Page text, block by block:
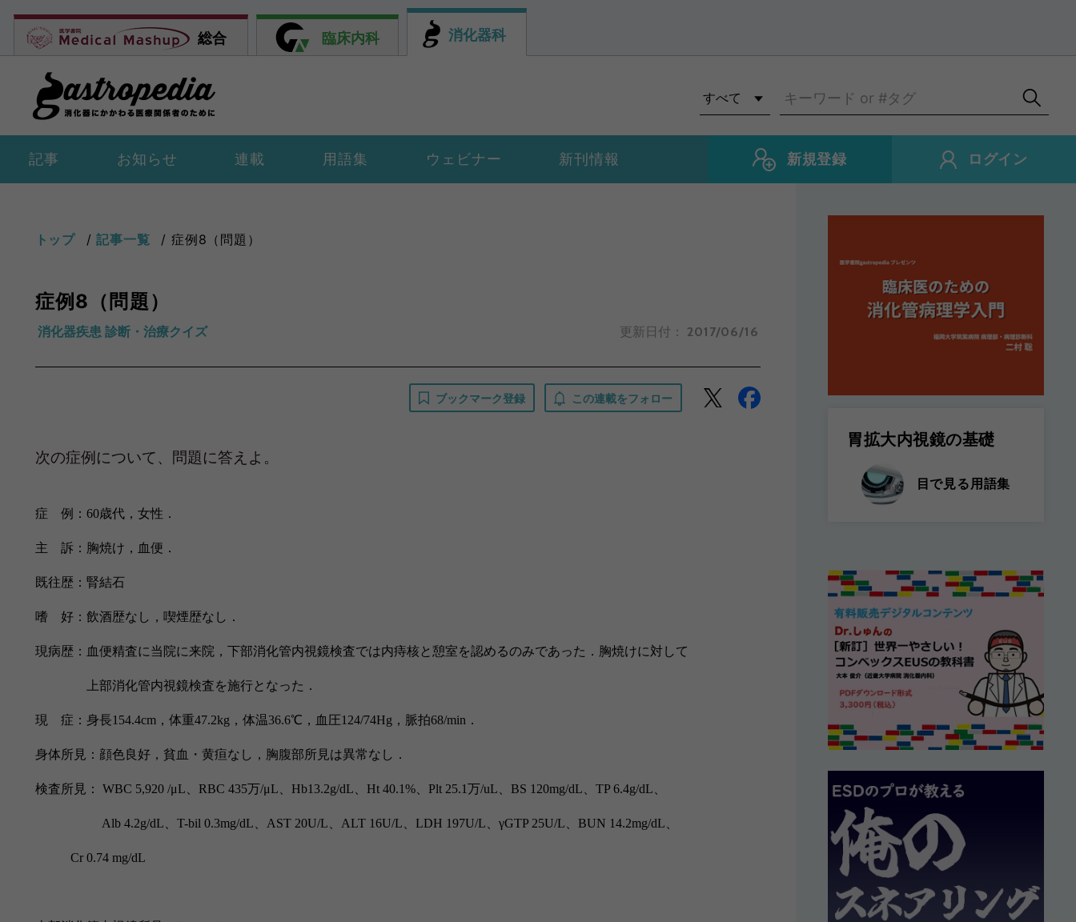
総合 臨床内科 消化器科
記事 お知らせ 連載 用語集 ウェビナー 新刊情報 新規登録 ログイン
トップ 記事一覧 症例8（問題）
症例8（問題）
消化器疾患 診断・治療クイズ 更新日付： 2017/06/16
ブックマーク登録 この連載をフォロー
次の症例について、問題に答えよ。
症 例： 60歳代，女性．
主 訴：胸焼け，血便．
既往歴：腎結石
嗜 好：飲酒歴なし，喫煙歴なし．
現病歴：血便精査に当院に来院，下部消化管内視鏡検査では内痔核と憩室を認めるのみであった．胸焼けに対して
上部消化管内視鏡検査を施行となった．
現 症：身長154.4cm， 体重47.2kg， 体温36.6℃，血圧124/74Hg， 脈拍68/min．
身体所見：顔色良好，貧血・黄疸なし，胸腹部所見は異常なし．
検査所見： WBC 5,920 /μL RBC 435万/μL Hb13.2g/dL Ht 40.1%、 Plt 25.1万/uL BS 120mg/dL TP 6.4g/dL
Alb 4.2g/dL T-bil 0.3mg/dL AST 20U/L ALT 16U/L LDH 197U/L γGTP 25U/L BUN 14.2mg/dL
Cr 0.74 mg/dL
胃拡大内視鏡の基礎
目で見る用語集